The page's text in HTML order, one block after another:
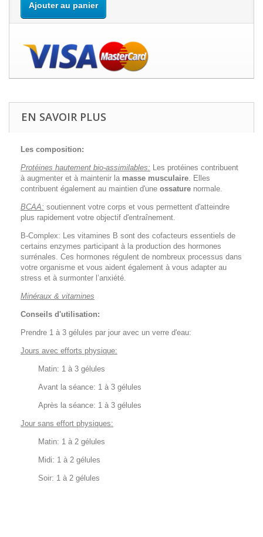
Ajouter au panier
EN SAVOIR PLUS
Les composition:
Protéines hautement bio-assimilables: Les protéines contribuent
à augmenter et à maintenir la masse musculaire. Elles
contribuent également au maintien d'une ossature normale.
BCAA: soutiennent votre corps et vous permettent d'atteindre
plus rapidement votre objectif d'entraînement.
B-Complex: Les vitamines B sont des cofacteurs essentiels de
certains enzymes participant à la production des hormones
surrénales. Ces hormones régulent de nombreux processus dans
votre organisme et vous aident également à vous adapter au
stress et à surmonter l’anxiété.
Minéraux & vitamines
Conseils d'utilisation:
Prendre 1 à 3 gélules par jour avec un verre d'eau:
Jours avec efforts physique:
Matin: 1 à 3 gélules
Avant la séance: 1 à 3 gélules
Après la séance: 1 à 3 gélules
Jour sans effort physiques:
Matin: 1 à 2 gélules
Midi: 1 à 2 gélules
Soir: 1 à 2 gélules